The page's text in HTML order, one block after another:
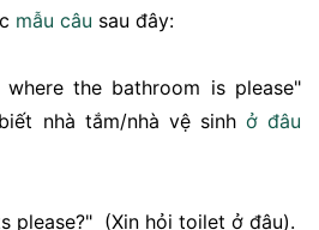
mẫu câu sau đây:
the bathroom is please"
nhà tắm/nhà vệ sinh ở đâu
please?" (Xin hỏi toilet ở đâu).